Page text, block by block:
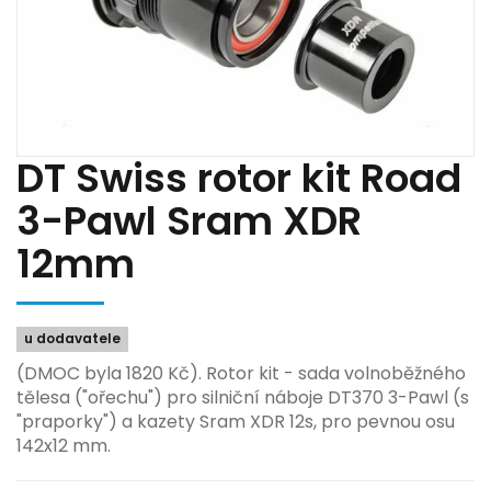
DT Swiss rotor kit Road
3-Pawl Sram XDR
12mm
u dodavatele
(DMOC byla 1820 Kč). Rotor kit - sada volnoběžného
tělesa ("ořechu") pro silniční náboje DT370 3-Pawl (s
"praporky") a kazety Sram XDR 12s, pro pevnou osu
142x12 mm.